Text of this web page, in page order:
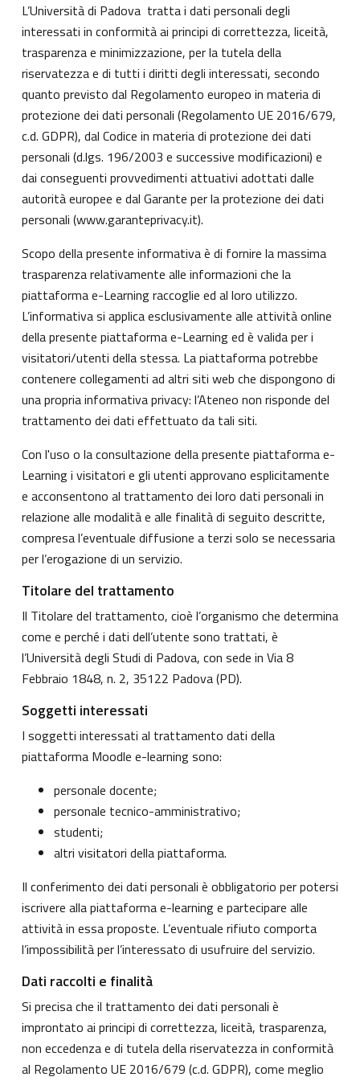
L’Università di Padova tratta i dati personali degli
interessati in conformità ai principi di correttezza, liceità,
trasparenza e minimizzazione, per la tutela della
riservatezza e di tutti i diritti degli interessati, secondo
quanto previsto dal Regolamento europeo in materia di
protezione dei dati personali (Regolamento UE 2016/679,
c.d. GDPR), dal Codice in materia di protezione dei dati
personali (d.lgs. 196/2003 e successive modificazioni) e
dai conseguenti provvedimenti attuativi adottati dalle
autorità europee e dal Garante per la protezione dei dati
personali (www.garanteprivacy.it).
Scopo della presente informativa è di fornire la massima
trasparenza relativamente alle informazioni che la
piattaforma e-Learning raccoglie ed al loro utilizzo.
L’informativa si applica esclusivamente alle attività online
della presente piattaforma e-Learning ed è valida per i
visitatori/utenti della stessa. La piattaforma potrebbe
contenere collegamenti ad altri siti web che dispongono di
una propria informativa privacy: l’Ateneo non risponde del
trattamento dei dati effettuato da tali siti.
Con l'uso o la consultazione della presente piattaforma e-
Learning i visitatori e gli utenti approvano esplicitamente
e acconsentono al trattamento dei loro dati personali in
relazione alle modalità e alle finalità di seguito descritte,
compresa l’eventuale diffusione a terzi solo se necessaria
per l’erogazione di un servizio.
Titolare del trattamento
Il Titolare del trattamento, cioè l’organismo che determina
come e perché i dati dell’utente sono trattati, è
l’Università degli Studi di Padova, con sede in Via 8
Febbraio 1848, n. 2, 35122 Padova (PD).
Soggetti interessati
I soggetti interessati al trattamento dati della
piattaforma Moodle e-learning sono:
personale docente;
personale tecnico-amministrativo;
studenti;
altri visitatori della piattaforma.
Il conferimento dei dati personali è obbligatorio per potersi
iscrivere alla piattaforma e-learning e partecipare alle
attività in essa proposte. L’eventuale rifiuto comporta
l’impossibilità per l’interessato di usufruire del servizio.
Dati raccolti e finalità
Si precisa che il trattamento dei dati personali è
improntato ai principi di correttezza, liceità, trasparenza,
non eccedenza e di tutela della riservatezza in conformità
al Regolamento UE 2016/679 (c.d. GDPR), come meglio